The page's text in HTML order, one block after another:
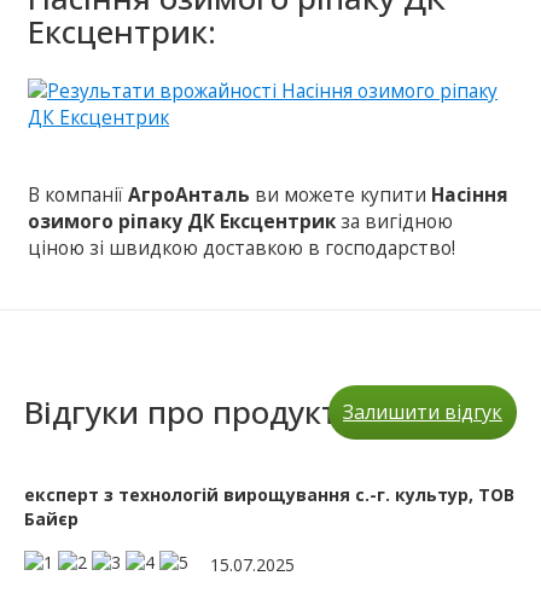
Ексцентрик:
В компаніїАгроАнталь ви можете купити Насіння
озимого ріпаку ДК Ексцентрикза вигідною
ціною зі швидкою доставкою в господарство!
Відгуки про продукт Залишити відгук
експерт з технологій вирощування с.-г. культур, ТОВ
Байєр
15.07.2025